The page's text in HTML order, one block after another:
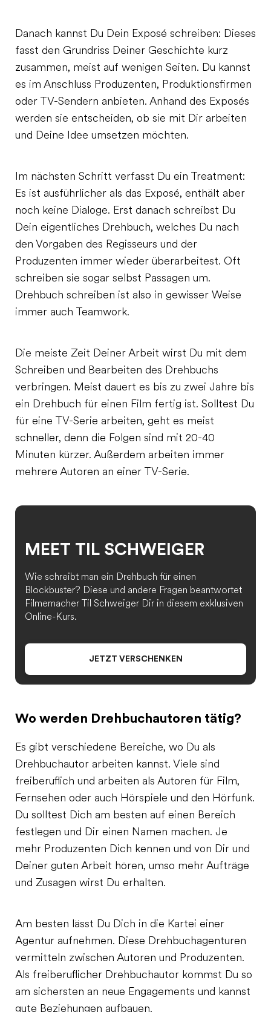
Danach kannst Du Dein Exposé schreiben: Dieses
fasst den Grundriss Deiner Geschichte kurz
zusammen, meist auf wenigen Seiten. Du kannst
es im Anschluss Produzenten, Produktionsfirmen
oder TV-Sendern anbieten. Anhand des Exposés
werden sie entscheiden, ob sie mit Dir arbeiten
und Deine Idee umsetzen möchten.
Im nächsten Schritt verfasst Du ein Treatment:
Es ist ausführlicher als das Exposé, enthält aber
noch keine Dialoge. Erst danach schreibst Du
Dein eigentliches Drehbuch, welches Du nach
den Vorgaben des Regisseurs und der
Produzenten immer wieder überarbeitest. Oft
schreiben sie sogar selbst Passagen um.
Drehbuch schreiben ist also in gewisser Weise
immer auch Teamwork.
Die meiste Zeit Deiner Arbeit wirst Du mit dem
Schreiben und Bearbeiten des Drehbuchs
verbringen. Meist dauert es bis zu zwei Jahre bis
ein Drehbuch für einen Film fertig ist. Solltest Du
für eine TV-Serie arbeiten, geht es meist
schneller, denn die Folgen sind mit 20-40
Minuten kürzer. Außerdem arbeiten immer
mehrere Autoren an einer TV-Serie.
MEET TIL SCHWEIGER
Wie schreibt man ein Drehbuch für einen
Blockbuster? Diese und andere Fragen beantwortet
Filmemacher Til Schweiger Dir in diesem exklusiven
Online-Kurs.
JETZT VERSCHENKEN
Wo werden Drehbuchautoren tätig?
Es gibt verschiedene Bereiche, wo Du als
Drehbuchautor arbeiten kannst. Viele sind
freiberuflich und arbeiten als Autoren für Film,
Fernsehen oder auch Hörspiele und den Hörfunk.
Du solltest Dich am besten auf einen Bereich
festlegen und Dir einen Namen machen. Je
mehr Produzenten Dich kennen und von Dir und
Deiner guten Arbeit hören, umso mehr Aufträge
und Zusagen wirst Du erhalten.
Am besten lässt Du Dich in die Kartei einer
Agentur aufnehmen. Diese Drehbuchagenturen
vermitteln zwischen Autoren und Produzenten.
Als freiberuflicher Drehbuchautor kommst Du so
am sichersten an neue Engagements und kannst
gute Beziehungen aufbauen.